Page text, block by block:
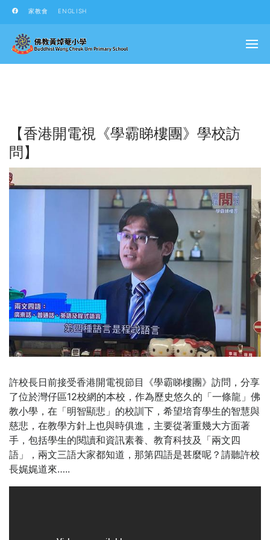
家教會 ENGLISH
【香港開電視《學霸睇樓團》學校訪
問】
許校長日前接受香港開電視節目《學霸睇樓團》訪問，分享
了位於灣仔區12校網的本校，作為歷史悠久的「一條龍」佛
教小學，在「明智顯悲」的校訓下，希望培育學生的智慧與
慈悲，在教學方針上也與時俱進，主要從著重幾大方面著
手，包括學生的閱讀和資訊素養、教育科技及「兩文四
語」，兩文三語大家都知道，那第四語是甚麼呢？請聽許校
長娓娓道來…..